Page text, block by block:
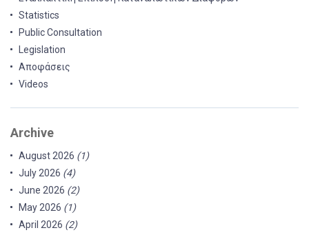
Statistics
Public Consultation
Legislation
Αποφάσεις
Videos
Archive
August 2026 (1)
July 2026 (4)
June 2026 (2)
May 2026 (1)
April 2026 (2)